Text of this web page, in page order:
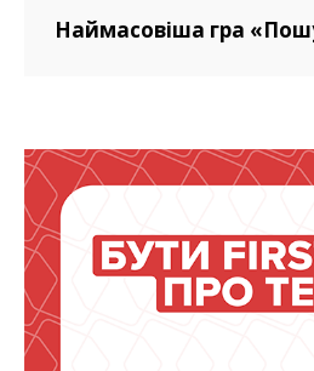
Наймасовіша гра